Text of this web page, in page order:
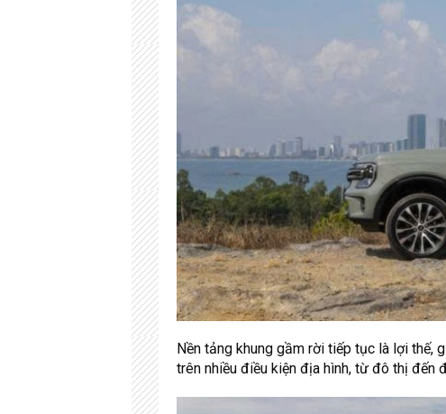
Nền tảng khung gầm rời tiếp tục là lợi thế,
trên nhiều điều kiện địa hình, từ đô thị đến